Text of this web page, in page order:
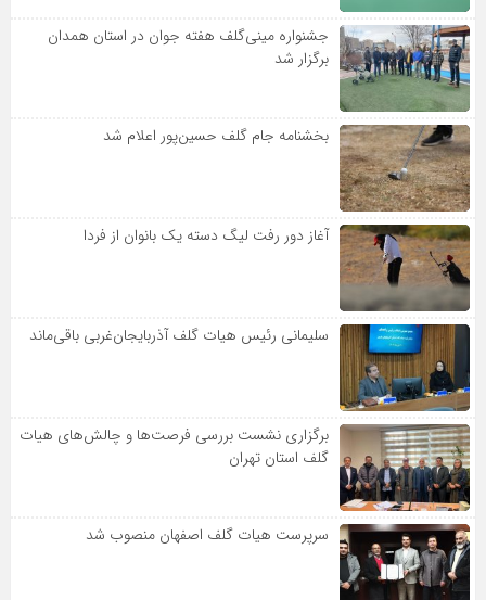
جشنواره مینی‌گلف هفته جوان در استان همدان
برگزار شد
بخشنامه جام گلف حسین‌پور اعلام شد
آغاز دور رفت لیگ دسته یک بانوان از فردا
سلیمانی رئیس هیات گلف آذربایجان‌غربی باقی‌ماند
برگزاری نشست بررسی فرصت‌ها و چالش‌های هیات
گلف استان تهران
سرپرست هیات گلف اصفهان منصوب شد